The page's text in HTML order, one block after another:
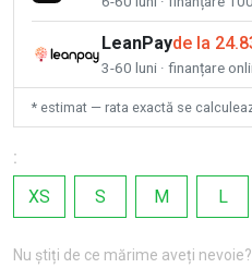
LeanPayde la
3-60 luni · finanțare
* estimat — rata exactă se
:
XS
S M L
Nu știți de ce mărime aveți nevoie?